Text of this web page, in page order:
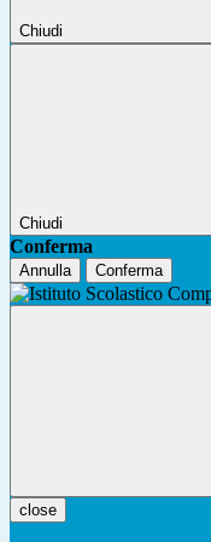
Chiudi
Chiudi
Conferma
Annulla Conferma
close